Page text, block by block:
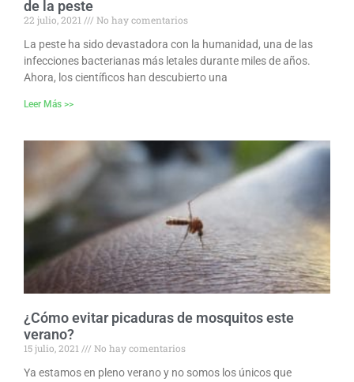
de la peste
22 julio, 2021
No hay comentarios
La peste ha sido devastadora con la humanidad, una de las
infecciones bacterianas más letales durante miles de años.
Ahora, los científicos han descubierto una
Leer Más >>
¿Cómo evitar picaduras de mosquitos este
verano?
15 julio, 2021
No hay comentarios
Ya estamos en pleno verano y no somos los únicos que